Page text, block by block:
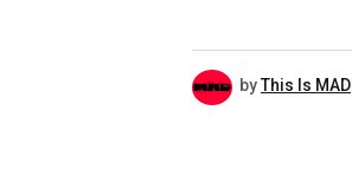
byThis Is MAD